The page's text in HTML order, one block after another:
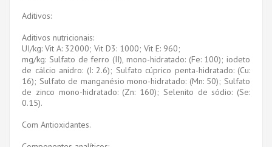
Aditivos:
Aditivos nutricionais:
UI/kg: Vit A: 32000; Vit D3: 1000; Vit E: 960;
mg/kg: Sulfato de ferro (II), mono-hidratado: (Fe: 100); iodeto
de cálcio anidro: (I: 2.6); Sulfato cúprico penta-hidratado: (Cu:
16); Sulfato de manganésio mono-hidratado: (Mn: 50); Sulfato
de zinco mono-hidratado: (Zn: 160); Selenito de sódio: (Se:
0.15).
Com Antioxidantes.